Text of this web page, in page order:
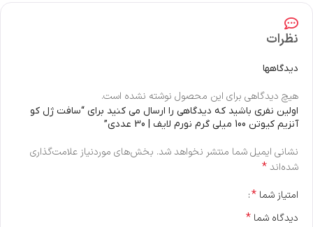
نظرات
دیدگاهها
هیچ دیدگاهی برای این محصول نوشته نشده است.
اولین نفری باشید که دیدگاهی را ارسال می کنید برای “سافت ژل کو
آنزیم کیوتن 100 میلی گرم نورم لایف | 30 عددی”
نشانی ایمیل شما منتشر نخواهد شد. بخش‌های موردنیاز علامت‌گذاری
شده‌اند*
امتیاز شما *
دیدگاه شما *